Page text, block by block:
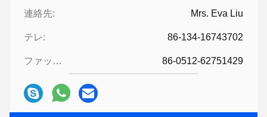
連絡先: Mrs. Eva Liu
テレ: 86-134-16743702
ファックス: 86-0512-62751429